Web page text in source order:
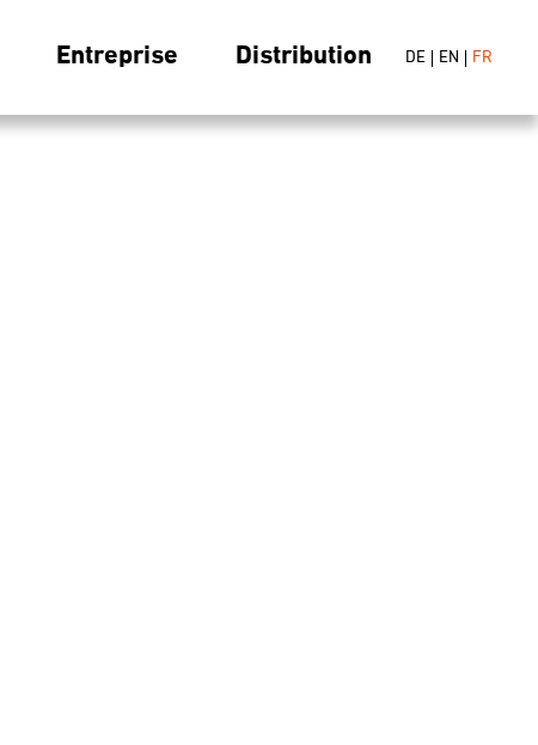
Entreprise Distribution DE EN FR